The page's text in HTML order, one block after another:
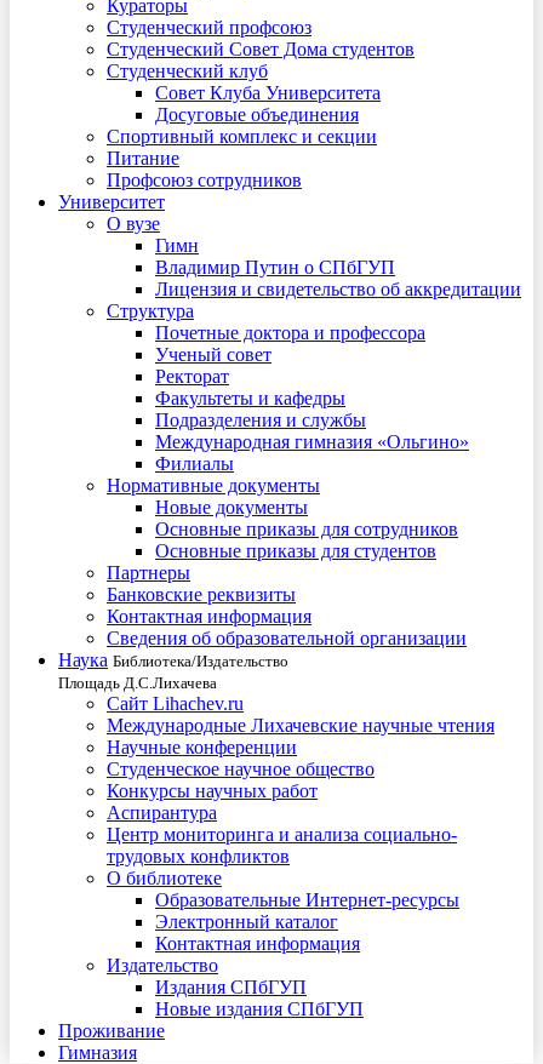
Кураторы
Студенческий профсоюз
Студенческий Совет Дома студентов
Студенческий клуб
Совет Клуба Университета
Досуговые объединения
Спортивный комплекс и секции
Питание
Профсоюз сотрудников
Университет
О вузе
Гимн
Владимир Путин о СПбГУП
Лицензия и свидетельство об аккредитации
Структура
Почетные доктора и профессора
Ученый совет
Ректорат
Факультеты и кафедры
Подразделения и службы
Международная гимназия «Ольгино»
Филиалы
Нормативные документы
Новые документы
Основные приказы для сотрудников
Основные приказы для студентов
Партнеры
Банковские реквизиты
Контактная информация
Сведения об образовательной организации
Наука Библиотека/Издательство
Площадь Д.С.Лихачева
Сайт Lihachev.ru
Международные Лихачевские научные чтения
Научные конференции
Студенческое научное общество
Конкурсы научных работ
Аспирантура
Центр мониторинга и анализа социально-
трудовых конфликтов
О библиотеке
Образовательные Интернет-ресурсы
Электронный каталог
Контактная информация
Издательство
Издания СПбГУП
Новые издания СПбГУП
Проживание
Гимназия